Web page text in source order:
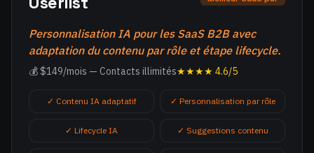
Personnalisation IA pour les SaaS B2B avec
adaptation du contenu par rôle et étape lifecycle.
💰 $149/mois — Contacts illimités★★★★ 4.6/5
✓ Contenu IA adaptatif ✓ Personnalisation par rôle
✓ Lifecycle IA ✓ Suggestions contenu